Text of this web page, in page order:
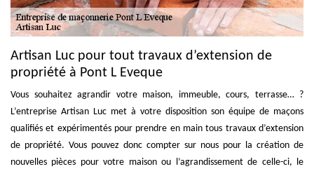
Artisan Luc pour tout travaux d’extension de
propriété à Pont L Eveque
Vous souhaitez agrandir votre maison, immeuble, cours, terrasse… ?
L’entreprise Artisan Luc met à votre disposition son équipe de maçons
qualifiés et expérimentés pour prendre en main tous travaux d’extension
de propriété. Vous pouvez donc compter sur nous pour la création de
nouvelles pièces pour votre maison ou l’agrandissement de celle-ci, le